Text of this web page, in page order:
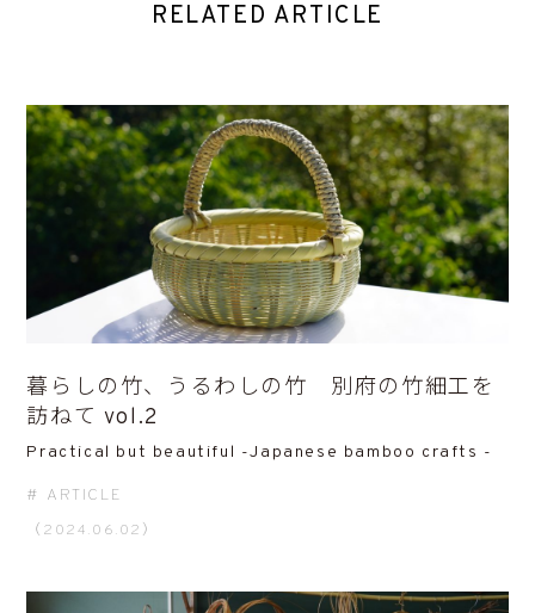
RELATED ARTICLE
暮らしの竹、うるわしの竹 別府の竹細工を
訪ねて vol.2
Practical but beautiful -Japanese bamboo crafts -
ARTICLE
（2024.06.02）